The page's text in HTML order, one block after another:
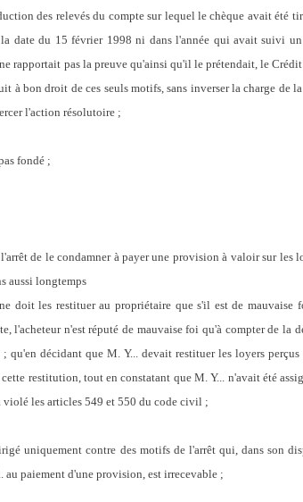
des relevés du compte sur lequel le chèque avait été
la date du 15 février 1998 ni dans l'année qui avait suivi
rapportait pas la preuve qu'ainsi qu'il le prétendait, le
à bon droit de ces seuls motifs, sans inverser la charge de
l'action résolutoire ;
fondé ;
de le condamner à payer une provision à valoir sur les
aussi longtemps
doit les restituer au propriétaire que s'il est de
l'acheteur n'est réputé de mauvaise foi qu'à compter de la
qu'en décidant que M. Y... devait restituer les loyers
restitution, tout en constatant que M. Y... n'avait été
violé les articles 549 et 550 du code civil ;
uniquement contre des motifs de l'arrêt qui, dans son
au paiement d'une provision, est irrecevable ;